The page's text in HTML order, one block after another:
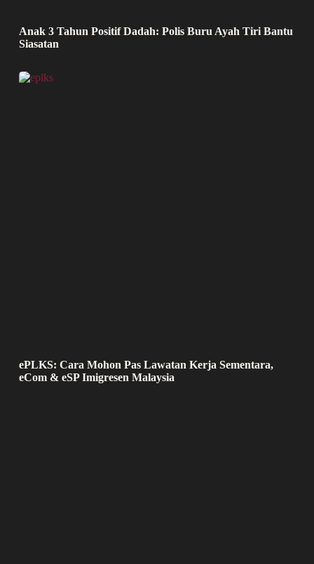
Anak 3 Tahun Positif Dadah: Polis Buru Ayah Tiri Bantu
Siasatan
ePLKS: Cara Mohon Pas Lawatan Kerja Sementara,
eCom & eSP Imigresen Malaysia